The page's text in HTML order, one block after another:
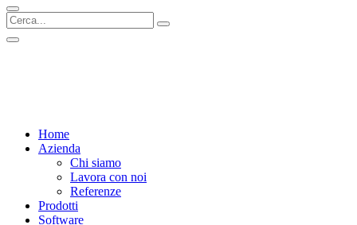
Home
Azienda
Chi siamo
Lavora con noi
Referenze
Prodotti
Software